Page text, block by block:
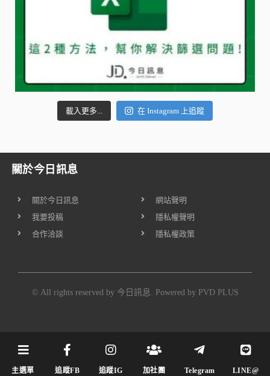
載入更多... 在 Instagram 上追蹤
關於今日訊息
關於今日訊息
我要投稿
合作洽談
網站聲明
隱私權聲明
隱私權政策
© All rights reserved by 今日訊息. Powered by PVD PLUS
主選單 追蹤FB 追蹤IG 加社團 Telegram LINE@